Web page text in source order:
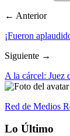
← Anterior
¡Fueron
Siguiente →
A la cárcel: Juez
Red de Medios
Lo Último